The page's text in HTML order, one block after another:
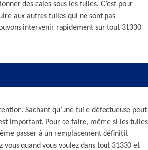
des cales sous les tuiles. C’est pour
aux autres tuiles qui ne sont pas
intervenir rapidement sur tout 31330
Sachant qu’une tuile défectueuse peut
important. Pour ce faire, même si les tuiles
passer à un remplacement définitif.
vous quand vous voulez dans tout 31330 et